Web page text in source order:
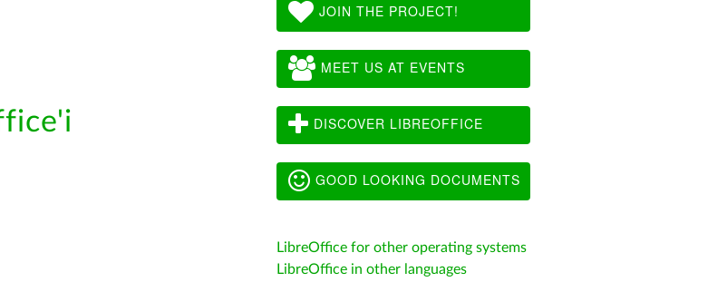
JOIN THE PROJECT!
MEET US AT EVENTS
DISCOVER LIBREOFFICE
GOOD LOOKING DOCUMENTS
LibreOffice for other operating systems
LibreOffice in other languages